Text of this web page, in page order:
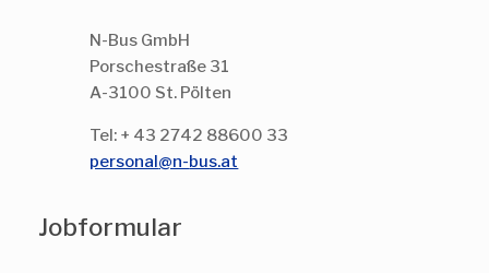
N-Bus GmbH
Porschestraße 31
A-3100 St. Pölten
Tel: + 43 2742 88600 33
personal@n-bus.at
Jobformular